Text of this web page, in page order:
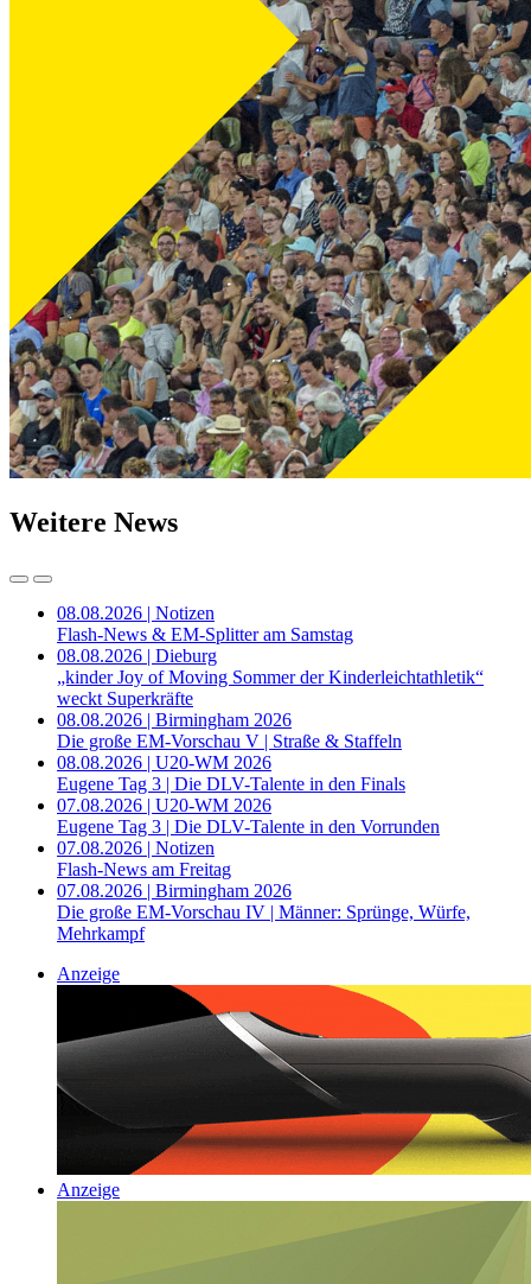
Weitere News
08.08.2026 | Notizen
Flash-News & EM-Splitter am Samstag
08.08.2026 | Dieburg
„kinder Joy of Moving Sommer der Kinderleichtathletik“
weckt Superkräfte
08.08.2026 | Birmingham 2026
Die große EM-Vorschau V | Straße & Staffeln
08.08.2026 | U20-WM 2026
Eugene Tag 3 | Die DLV-Talente in den Finals
07.08.2026 | U20-WM 2026
Eugene Tag 3 | Die DLV-Talente in den Vorrunden
07.08.2026 | Notizen
Flash-News am Freitag
07.08.2026 | Birmingham 2026
Die große EM-Vorschau IV | Männer: Sprünge, Würfe,
Mehrkampf
Anzeige
Anzeige